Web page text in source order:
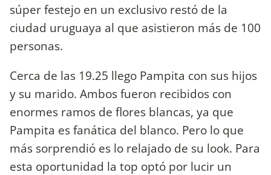
súper festejo en un exclusivo restó de la
ciudad uruguaya al que asistieron más de 100
personas.
Cerca de las 19.25 llego Pampita con sus hijos
y su marido. Ambos fueron recibidos con
enormes ramos de flores blancas, ya que
Pampita es fanática del blanco. Pero lo que
más sorprendió es lo relajado de su look. Para
esta oportunidad la top optó por lucir un